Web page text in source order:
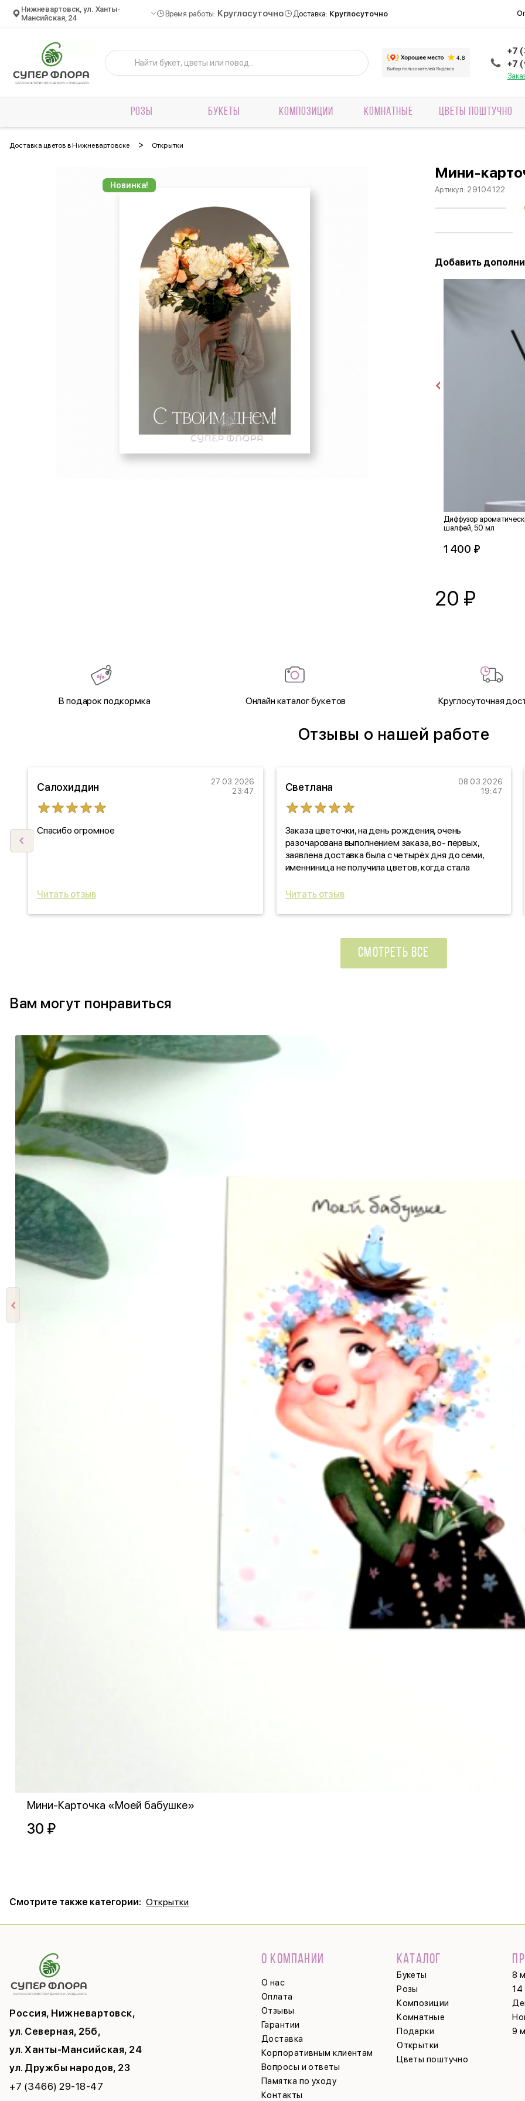
Нижневартовск, ул. Ханты-
Мансийская, 24
Время работы: Круглосуточно Доставка: Круглосуточно
+7
+7
РОЗЫ БУКЕТЫ КОМПОЗИЦИИ КОМНАТНЫЕ ЦВЕТЫ ПОШТУЧНО
Доставка цветов в Нижневартовске > Открытки
Новинка!
Мини-
Артикул: 29104122
Добавить
Диффузор
шалфей, 50 мл
1 400 ₽
20 ₽
В подарок подкормка Онлайн каталог букетов Круглосуточная
Отзывы о нашей работе
Салохиддин
27.03.2026
23:47
Спасибо огромное
Читать отзыв
Светлана
08.03.2026
19:47
Заказа цветочки, на день рождения, очень
разочарована выполнением заказа, во- первых,
заявлена доставка была с четырёх дня до семи,
именниница не получила цветов, когда стала
такое вообще возможно?!!! По качеству цветов,
цветочки, на деле- не свежие, прдмороженные!
поступаете?!!!
Читать отзыв
СМОТРЕТЬ ВСЕ
Вам могут понравиться
Мини-Карточка «Моей бабушке»
30 ₽
Смотрите также категории: Открытки
Россия, Нижневартовск,
ул. Северная, 25б,
ул. Ханты-Мансийская, 24
ул. Дружбы народов, 23
+7 (3466) 29-18-47
О КОМПАНИИ
О нас
Оплата
Отзывы
Гарантии
Доставка
Корпоративным клиентам
Вопросы и ответы
Памятка по уходу
Контакты
КАТАЛОГ
Букеты
Розы
Композиции
Комнатные
Подарки
Открытки
Цветы поштучно
8
14
9